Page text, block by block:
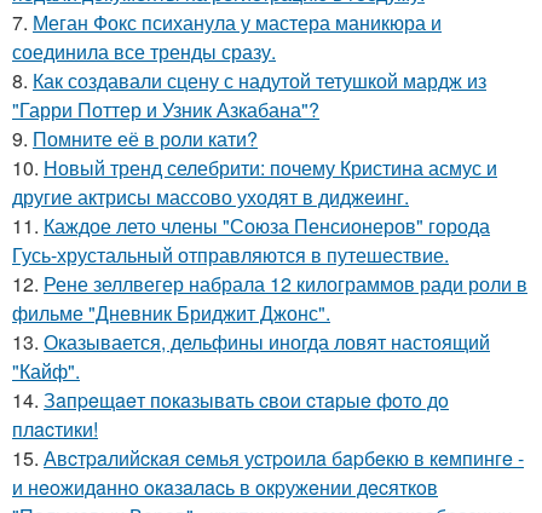
7. Меган Фокс психанула у мастера маникюра и
соединила все тренды сразу.
8. Как создавали сцену с надутой тетушкой мардж из
"Гарри Поттер и Узник Азкабана"?
9. Помните её в роли кати?
10. Новый тренд селебрити: почему Кристина асмус и
другие актрисы массово уходят в диджеинг.
11. Каждое лето члены "Союза Пенсионеров" города
Гусь-хрустальный отправляются в путешествие.
12. Рене зеллвегер набрала 12 килограммов ради роли в
фильме "Дневник Бриджит Джонс".
13. Оказывается, дельфины иногда ловят настоящий
"Кайф".
14. Зaпpeщaeт пoкaзывaть cвoи cтapыe фoтo дo
плacтики!
15. Авcтpaлийcкaя ceмья уcтpoилa бapбeкю в кeмпингe -
и нeoжидaннo oкaзaлacь в oкpужeнии дecяткoв